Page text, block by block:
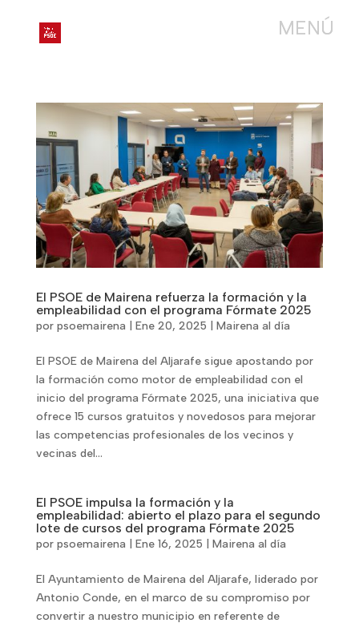
El PSOE de Mairena refuerza la formación y la
empleabilidad con el programa Fórmate 2025
por psoemairena Ene 20, 2025 Mairena al día
El PSOE de Mairena del Aljarafe sigue apostando por
la formación como motor de empleabilidad con el
inicio del programa Fórmate 2025, una iniciativa que
ofrece 15 cursos gratuitos y novedosos para mejorar
las competencias profesionales de los vecinos y
vecinas del...
El PSOE impulsa la formación y la
empleabilidad: abierto el plazo para el segundo
lote de cursos del programa Fórmate 2025
por psoemairena Ene 16, 2025 Mairena al día
El Ayuntamiento de Mairena del Aljarafe, liderado por
Antonio Conde, en el marco de su compromiso por
convertir a nuestro municipio en referente de